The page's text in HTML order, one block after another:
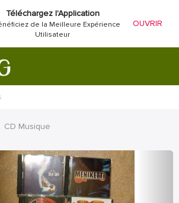
Téléchargez l'Application
de la Meilleure Expérience
Utilisateur
OUVRIR
CD Musique